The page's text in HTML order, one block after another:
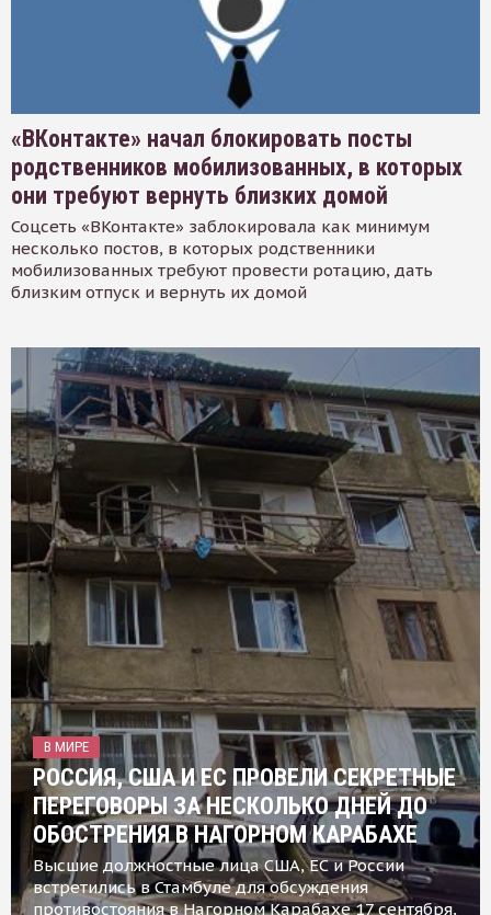
«ВКонтакте» начал блокировать посты
родственников мобилизованных, в которых
они требуют вернуть близких домой
Соцсеть «ВКонтакте» заблокировала как минимум
несколько постов, в которых родственники
мобилизованных требуют провести ротацию, дать
близким отпуск и вернуть их домой
В МИРЕ
РОССИЯ, США И ЕС ПРОВЕЛИ СЕКРЕТНЫЕ
ПЕРЕГОВОРЫ ЗА НЕСКОЛЬКО ДНЕЙ ДО
ОБОСТРЕНИЯ В НАГОРНОМ КАРАБАХЕ
Высшие должностные лица США, ЕС и России
встретились в Стамбуле для обсуждения
противостояния в Нагорном Карабахе 17 сентября,